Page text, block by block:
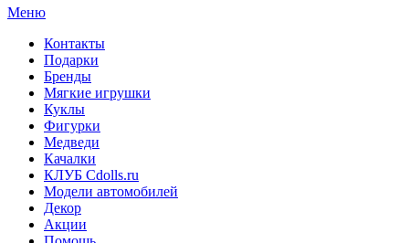
Меню
Контакты
Подарки
Бренды
Мягкие игрушки
Куклы
Фигурки
Медведи
Качалки
КЛУБ Cdolls.ru
Модели автомобилей
Декор
Акции